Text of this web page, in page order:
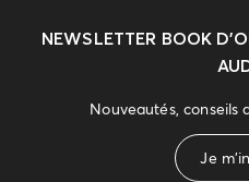
NEWSLETTER BOOK
Nouveautés, conseils
Je